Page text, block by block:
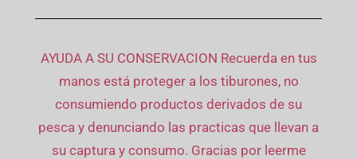
AYUDA A SU CONSERVACION Recuerda en tus
manos está proteger a los tiburones, no
consumiendo productos derivados de su
pesca y denunciando las practicas que llevan a
su captura y consumo. Gracias por leerme